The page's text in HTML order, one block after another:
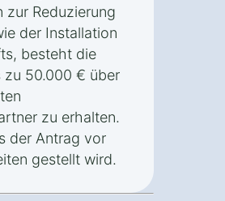
zur Reduzierung
der Installation
besteht die
50.000 € über
zu erhalten.
der Antrag vor
gestellt wird.